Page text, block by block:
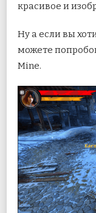
красивое и
Ну а если вы
можете
Mine.